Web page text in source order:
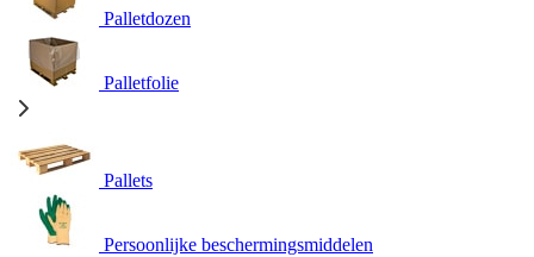
Palletdozen
Palletfolie
Pallets
Persoonlijke beschermingsmiddelen